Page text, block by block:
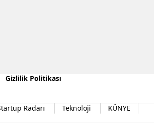
Gizlilik Politikası
Radarı Teknoloji
KÜNYE